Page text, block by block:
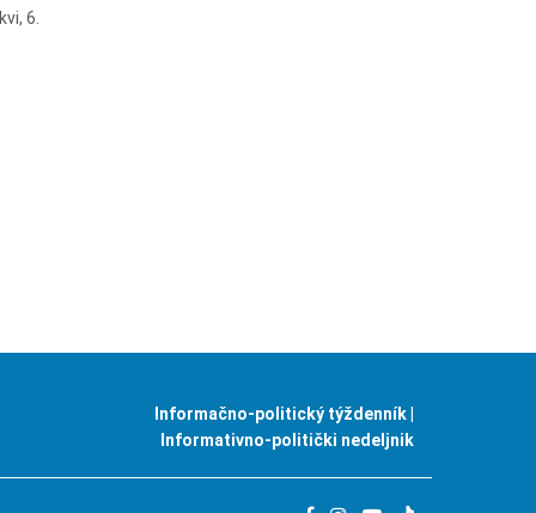
6.
Informačno-politický týždenník |
Informativno-politički nedeljnik